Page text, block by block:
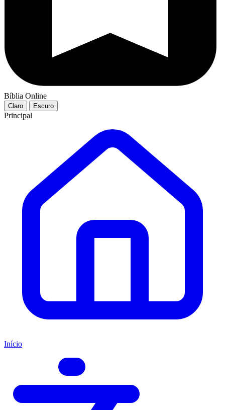
Bíblia Online
Claro Escuro
Principal
Início